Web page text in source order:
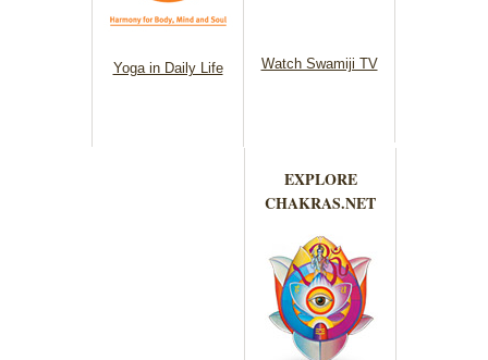
Yoga in Daily Life Watch Swamiji TV
EXPLORE
CHAKRAS.NET